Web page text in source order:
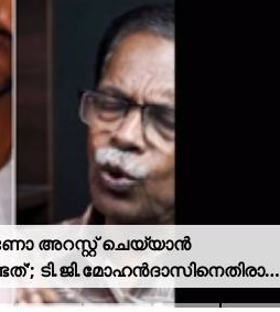
അറസ്റ്റ് ചെയ്യാൻ
ടി.ജി.മോഹൻദാസിനെതിരായ
ആഭ്യന്തര മന്ത്രി